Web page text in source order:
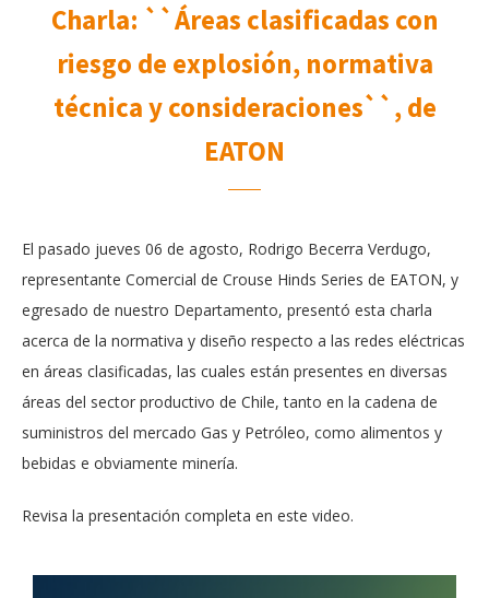
Charla: ``Áreas clasificadas con
riesgo de explosión, normativa
técnica y consideraciones``, de
EATON
El pasado jueves 06 de agosto, Rodrigo Becerra Verdugo,
representante Comercial de Crouse Hinds Series de EATON, y
egresado de nuestro Departamento, presentó esta charla
acerca de la normativa y diseño respecto a las redes eléctricas
en áreas clasificadas, las cuales están presentes en diversas
áreas del sector productivo de Chile, tanto en la cadena de
suministros del mercado Gas y Petróleo, como alimentos y
bebidas e obviamente minería.
Revisa la presentación completa en este video.